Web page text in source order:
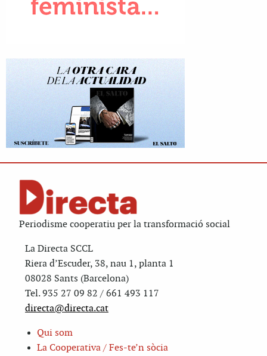
Periodisme cooperatiu per la transformació social
La Directa SCCL
Riera d’Escuder, 38, nau 1, planta 1
08028 Sants (Barcelona)
Tel. 935 27 09 82 / 661 493 117
directa@directa.cat
Qui som
La Cooperativa / Fes-te’n sòcia